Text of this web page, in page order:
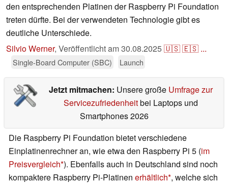
den entsprechenden Platinen der Raspberry Pi Foundation
treten dürfte. Bei der verwendeten Technologie gibt es
deutliche Unterschiede.
Silvio Werner, Veröffentlicht am30.08.2025🇺🇸🇪🇸 ...
Single-Board Computer (SBC) Launch
Jetzt mitmachen: Unsere große Umfrage zur
Servicezufriedenheitbei Laptops und
Smartphones 2026
Die Raspberry Pi Foundation bietet verschiedene
Einplatinenrechner an, wie etwa den Raspberry Pi 5 (im
Preisvergleich ). Ebenfalls auch in Deutschland sind noch
kompaktere Raspberry Pi-Platinen erhältlich , welche sich